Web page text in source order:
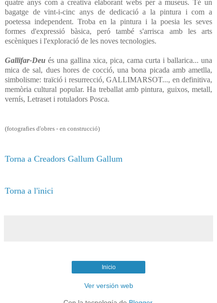
quatre anys com a creativa elaborant webs per a museus. Té un
bagatge de vint-i-cinc anys de dedicació a la pintura i com a
poetessa independent. Troba en la pintura i la poesia les seves
formes d'expressió bàsica, peró també s'arrisca amb les arts
escèniques i l'exploració de les noves tecnologies.
Gallifar-Deu és una gallina xica, pica, cama curta i ballarica... una
mica de sal, dues hores de cocció, una bona picada amb ametlla,
simbolisme: traïció i resurrecció, GALLIMARSOT..., en definitiva,
memòria cultural popular. Ha treballat amb pintura, guixos, metall,
vernís, Letraset i rotuladors Posca.
(fotografies d'obres - en construcció)
Torna a Creadors Gallum Gallum
Torna a l'inici
Inicio
Ver versión web